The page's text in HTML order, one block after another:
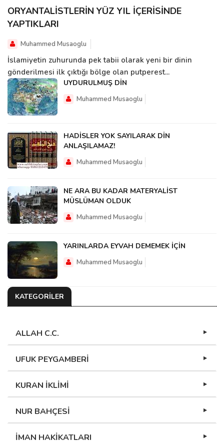
ORYANTALİSTLERİN YÜZ YIL İÇERİSİNDE
YAPTIKLARI
Muhammed Musaoglu
İslamiyetin zuhurunda pek tabii olarak yeni bir dinin
gönderilmesi ilk çıktığı bölge olan putperest...
UYDURULMUŞ DİN
Muhammed Musaoglu
HADİSLER YOK SAYILARAK DİN
ANLAŞILAMAZ!
Muhammed Musaoglu
NE ARA BU KADAR MATERYALİST
MÜSLÜMAN OLDUK
Muhammed Musaoglu
YARINLARDA EYVAH DEMEMEK İÇİN
Muhammed Musaoglu
KATEGORİLER
ALLAH C.C.
UFUK PEYGAMBERİ
KURAN İKLİMİ
NUR BAHÇESİ
İMAN HAKİKATLARI